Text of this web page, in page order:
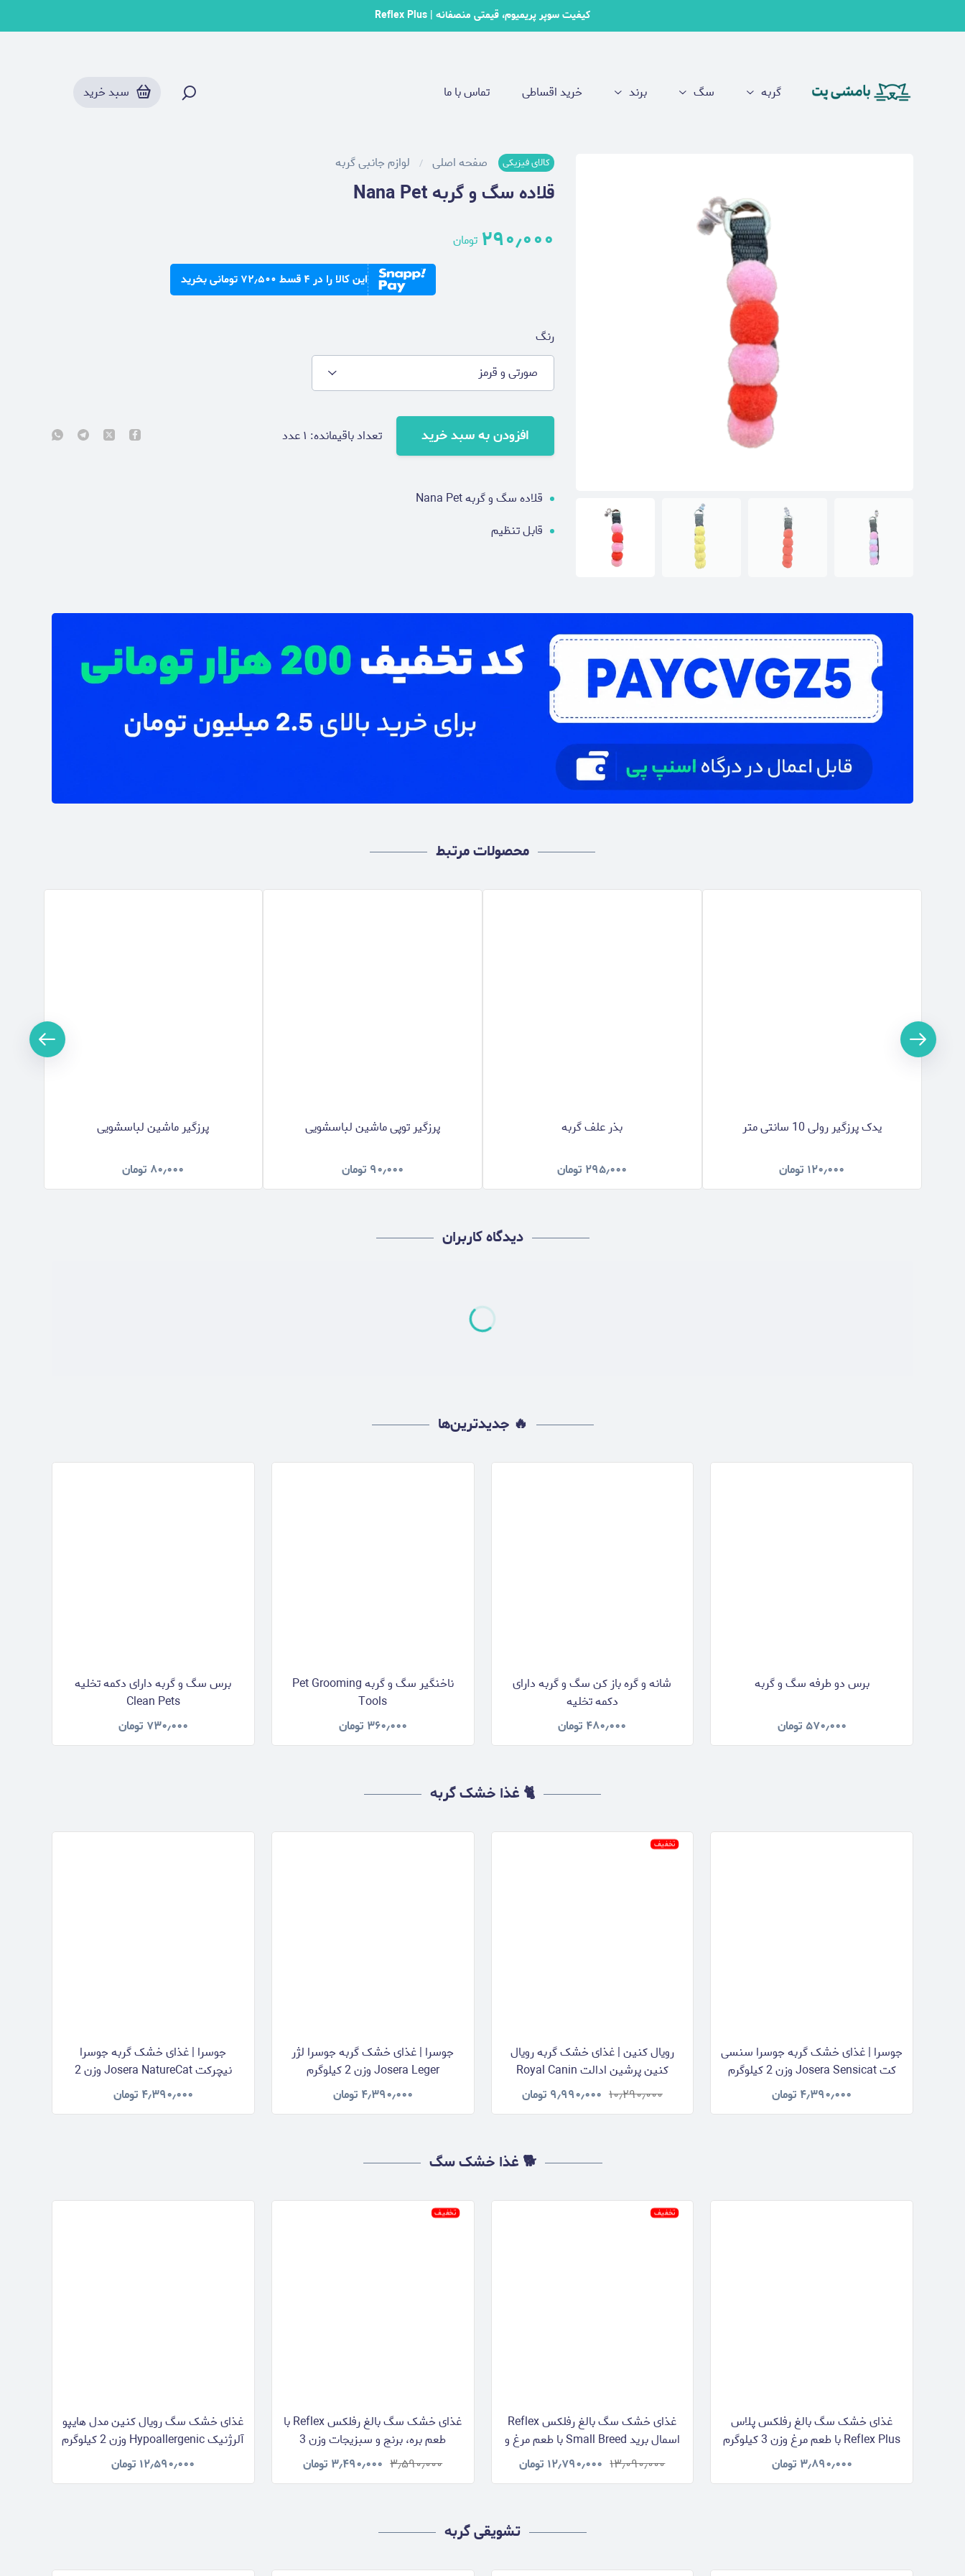
کیفیت سوپر پریمیوم، قیمتی منصفانه | Reflex Plus
گربه سگ برند خرید اقساطی تماس با ما سبد خرید
کالای فیزیکی صفحه اصلی لوازم جانبی گربه
قلاده سگ و گربه Nana Pet
۲۹۰٫۰۰۰ تومان
این کالا را در ۴ قسط ۷۲٫۵۰۰ تومانی بخرید
رنگ
صورتی و قرمز
افزودن به سبد خرید تعداد باقیمانده: ۱عدد
قلاده سگ و گربه Nana Pet
قابل تنظیم
محصولات مرتبط
یدک پرزگیر رولی 10 سانتی متر
۱۲۰٫۰۰۰ تومان
بذر علف گربه
۲۹۵٫۰۰۰ تومان
پرزگیر توپی ماشین لباسشویی
۹۰٫۰۰۰ تومان
پرزگیر ماشین لباسشویی
۸۰٫۰۰۰ تومان
دیدگاه کاربران
🔥 جدیدترین‌ها
برس دو طرفه سگ و گربه
۵۷۰٫۰۰۰تومان
شانه و گره باز کن سگ و گربه دارای
دکمه تخلیه
۴۸۰٫۰۰۰ تومان
ناخنگیر سگ و گربه Pet Grooming
Tools
۳۶۰٫۰۰۰ تومان
برس سگ و گربه دارای دکمه تخلیه
Clean Pets
۷۳۰٫۰۰۰ تومان
🐈 غذا خشک گربه
جوسرا | غذای خشک گربه جوسرا سنسی
کت Josera Sensicat وزن 2 کیلوگرم
۴٫۳۹۰٫۰۰۰ تومان
تخفیف
رویال کنین | غذای خشک گربه رویال
کنین پرشین ادالت Royal Canin
Persian Adult وزن 2 کیلوگرم
۱۰٫۲۹۰٫۰۰۰ ۹٫۹۹۰٫۰۰۰ تومان
جوسرا | غذای خشک گربه جوسرا لژر
Josera Leger وزن 2 کیلوگرم
۴٫۳۹۰٫۰۰۰ تومان
جوسرا | غذای خشک گربه جوسرا
نیچرکت Josera NatureCat وزن 2
کیلوگرم
۴٫۳۹۰٫۰۰۰ تومان
🐕 غذا خشک سگ
غذای خشک سگ بالغ رفلکس پلاس
Reflex Plus با طعم مرغ وزن 3 کیلوگرم
۳٫۸۹۰٫۰۰۰ تومان
تخفیف
غذای خشک سگ بالغ رفلکس Reflex
اسمال برید Small Breed با طعم مرغ و
برنج وزن 15 کیلوگرم
۱۳٫۰۹۰٫۰۰۰ ۱۲٫۷۹۰٫۰۰۰ تومان
تخفیف
غذای خشک سگ بالغ رفلکس Reflex با
طعم بره، برنج و سبزیجات وزن 3
کیلوگرم ۳٫۵۹۰٫۰۰۰ ۳٫۴۹۰٫۰۰۰ تومان
غذای خشک سگ رویال کنین مدل هایپو
آلرژنیک Hypoallergenic وزن 2 کیلوگرم
۱۲٫۵۹۰٫۰۰۰ تومان
تشویقی گربه